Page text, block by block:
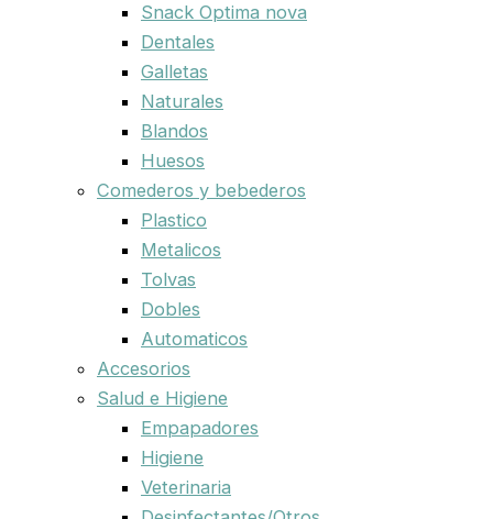
Snack Optima nova
Dentales
Galletas
Naturales
Blandos
Huesos
Comederos y bebederos
Plastico
Metalicos
Tolvas
Dobles
Automaticos
Accesorios
Salud e Higiene
Empapadores
Higiene
Veterinaria